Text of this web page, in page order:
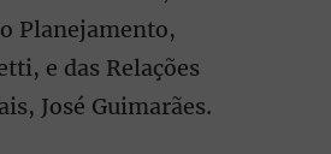
Planejamento,
e das Relações
José Guimarães.